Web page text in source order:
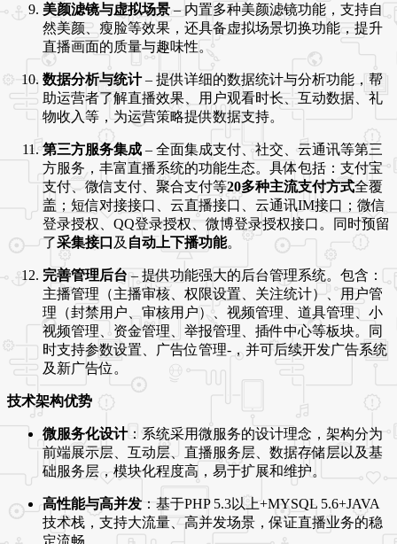
美颜滤镜与虚拟场景– 内置多种美颜滤镜功能，支持自
然美颜、瘦脸等效果，还具备虚拟场景切换功能，提升
直播画面的质量与趣味性。
数据分析与统计– 提供详细的数据统计与分析功能，帮
助运营者了解直播效果、用户观看时长、互动数据、礼
物收入等，为运营策略提供数据支持。
第三方服务集成 – 全面集成支付、社交、云通讯等第三
方服务，丰富直播系统的功能生态。具体包括：支付宝
支付、微信支付、聚合支付等20多种主流支付方式全覆
盖 ；短信对接接口、云直播接口、云通讯IM接口；微信
登录授权、QQ登录授权、微博登录授权接口 。同时预留
了采集接口 及 自动上下播功能。
完善管理后台– 提供功能强大的后台管理系统。包含：
主播管理（主播审核、权限设置、关注统计）、用户管
理（封禁用户、审核用户）、视频管理、道具管理、小
视频管理、资金管理、举报管理、插件中心等板块。同
时支持参数设置、广告位管理- ，并可后续开发广告系统
及新广告位 。
技术架构优势
微服务化设计：系统采用微服务的设计理念，架构分为
前端展示层、互动层、直播服务层、数据存储层以及基
础服务层，模块化程度高，易于扩展和维护。
高性能与高并发：基于PHP 5.3以上+MYSQL 5.6+JAVA
技术栈，支持大流量、高并发场景，保证直播业务的稳
定流畅